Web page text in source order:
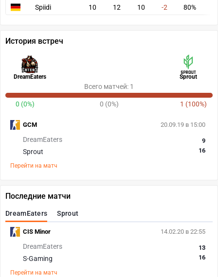
Spiidi 10 12 10 -2 80%
История встреч
DreamEaters Sprout
Всего матчей: 1
0 (0%) 0 (0%) 1 (100%)
20.09.19 в 15:00
DreamEaters
Sprout
9
16
Перейти на матч
GCM
Последние матчи
DreamEaters Sprout
14.02.20 в 22:55
DreamEaters
S-Gaming
13
16
Перейти на матч
CIS Minor